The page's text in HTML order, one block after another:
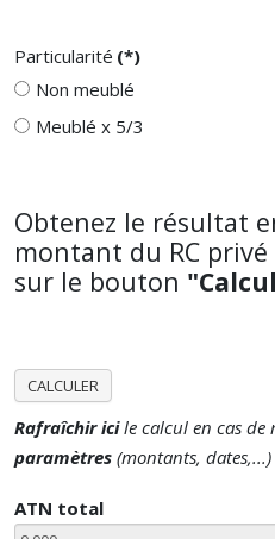
Particularité (*)
Non meublé
Meublé x 5/3
Obtenez le résultat
montant du RC
sur le bouton
CALCULER
Rafraîchir icile calcul en cas de
paramètres (montants, dates,...)
ATN total